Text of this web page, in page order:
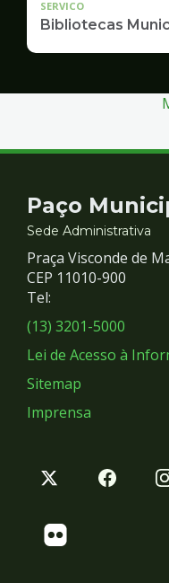
SERVICO
Bibliotecas
Contato
e
Redes
Sociais
Paço
Sede Administrativa
Praça Visconde de
CEP 11010-900
Tel:
(13) 3201-5000
Lei de Acesso à
Sitemap
Imprensa